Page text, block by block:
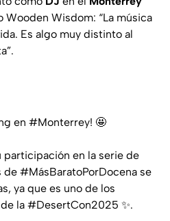
Wooden Wisdom: “La música
Es algo muy distinto al
en #Monterrey! 🤩
en la serie de
de #MásBaratoPorDocena se
ya que es uno de los
la #DesertCon2025 ✨.